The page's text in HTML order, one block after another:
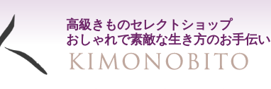
高級きものセレクトショップ
おしゃれで素敵な生き方のお手伝い